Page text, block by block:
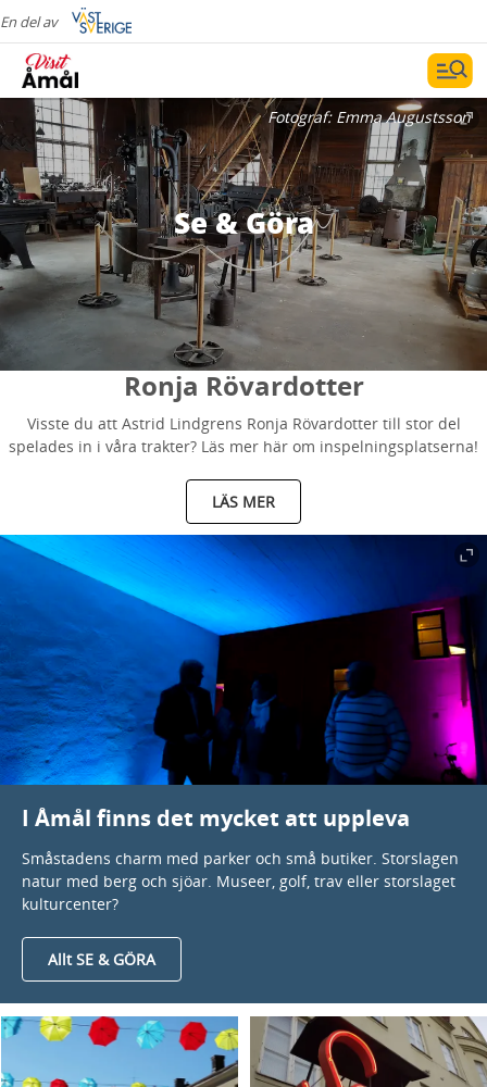
En del av
Se & Göra
Fotograf: Emma Augustsson
Ronja Rövardotter
Visste du att Astrid Lindgrens Ronja Rövardotter till stor del
spelades in i våra trakter? Läs mer här om inspelningsplatserna!
LÄS MER
I Åmål finns det mycket att uppleva
Småstadens charm med parker och små butiker. Storslagen
natur med berg och sjöar. Museer, golf, trav eller storslaget
kulturcenter?
Allt SE & GÖRA